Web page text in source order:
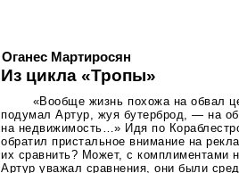
Оганес Мартиросян
Из цикла «Тропы»
«Вообще жизнь похожа на обвал
подумал Артур, жуя бутерброд, — на
на недвижимость…» Идя по
обратил пристальное внимание на
их сравнить? Может, с
Артур уважал сравнения, они были